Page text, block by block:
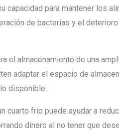
capacidad para mantener los
de bacterias y el
el almacenamiento de una
adaptar el espacio de
disponible.
cuarto frío puede ayudar a
dinero al no tener que